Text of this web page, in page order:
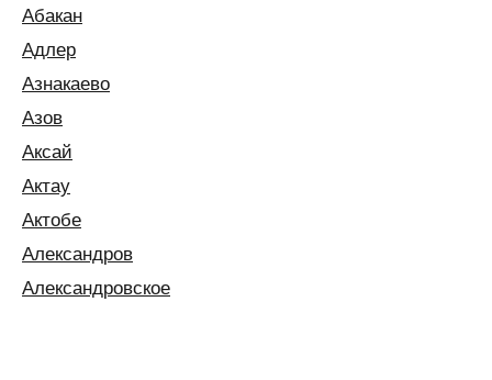
Абакан
Адлер
Азнакаево
Азов
Аксай
Актау
Актобе
Александров
Александровское